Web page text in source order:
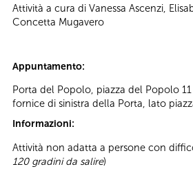
Attività a cura di Vanessa Ascenzi,
Concetta Mugavero
Appuntamento:
Porta del Popolo, piazza del Popolo
fornice di sinistra della Porta, lato
Informazioni:
Attività non adatta a persone con
120 gradini da salire)